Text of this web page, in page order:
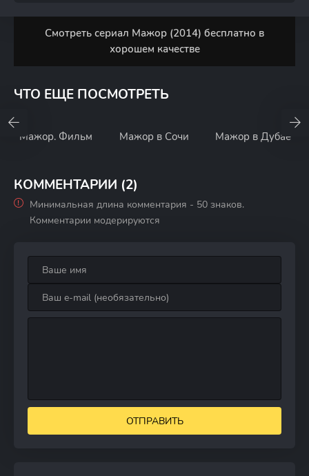
Смотреть сериал Мажор (2014) бесплатно в
хорошем качестве
ЧТО ЕЩЕ ПОСМОТРЕТЬ
Мажор. Фильм Мажор в Сочи Мажор в Дубае
КОММЕНТАРИИ (2)
Минимальная длина комментария - 50 знаков.
Комментарии модерируются
ОТПРАВИТЬ